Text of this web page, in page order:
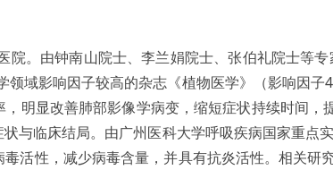
。由钟南山院士、李兰娟院士、张伯礼院士等
域影响因子较高的杂志《植物医学》（影响因
明显改善肺部影像学病变，缩短症状持续时间
与临床结局。由广州医科大学呼吸疾病国家重点
活性，减少病毒含量，并具有抗炎活性。相关